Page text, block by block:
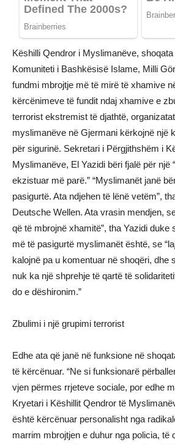
Këshilli Qendror i Myslimanëve,
Komuniteti i Bashkësisë Islame, Milli
fundmi mbrojtje më të mirë të xhamive
kërcënimeve të fundit ndaj xhamive e
terrorist ekstremist të djathtë,
myslimanëve në Gjermani kërkojnë një
për sigurinë. Sekretari i Përgjithshëm i
Myslimanëve, El Yazidi bëri fjalë për një
ekzistuar më parë.” “Myslimanët janë
pasigurtë. Ata ndjehen të lënë vetëm”,
Deutsche Wellen. Ata vrasin mendjen,
që të mbrojnë xhamitë”, tha Yazidi duke
më të pasigurtë myslimanët është, se
kalojnë pa u komentuar në shoqëri, dhe
nuk ka një shprehje të qartë të
do e dëshironim.”
Zbulimi i një grupimi terrorist
Edhe ata që janë në funksione në
të kërcënuar. “Ne si funksionarë
vjen përmes rrjeteve sociale, por edhe
Kryetari i Këshillit Qendror të
është kërcënuar personalisht nga
marrim mbrojtjen e duhur nga policia, të